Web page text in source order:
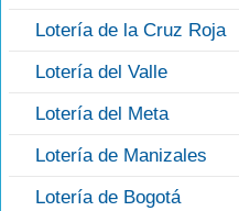
Lotería de la Cruz Roja
Lotería del Valle
Lotería del Meta
Lotería de Manizales
Lotería de Bogotá